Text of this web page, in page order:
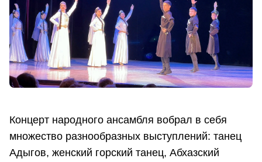
Концерт народного ансамбля вобрал в себя
множество разнообразных выступлений: танец
Адыгов, женский горский танец, Абхазский